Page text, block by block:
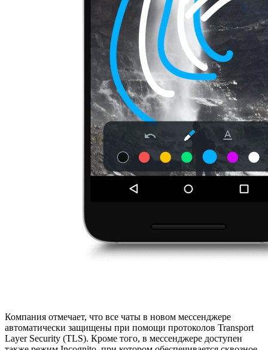
Компания отмечает, что все чаты в новом мессенджере
автоматически защищены при помощи протоколов Transport
Layer Security (TLS). Кроме того, в мессенджере доступен